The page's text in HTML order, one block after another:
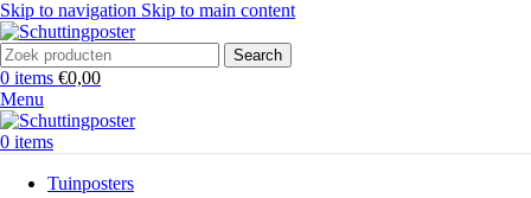
Skip to navigation Skip to main content
Search
0 items €0,00
Menu
0 items
Tuinposters